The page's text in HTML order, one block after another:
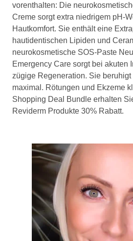
vorenthalten: Die
Creme sorgt extra niedrigem pH-
Hautkomfort. Sie enthält eine
hautidentischen Lipiden und
neurokosmetische SOS-Paste
Emergency Care sorgt bei akuten
zügige Regeneration. Sie
maximal. Rötungen und Ekzeme
Shopping Deal Bundle erhalten
Reviderm Produkte 30% Rabatt.